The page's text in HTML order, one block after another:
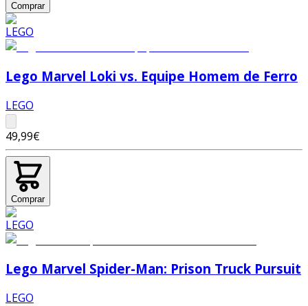
Comprar
Lego Marvel Loki vs. Equipe Homem de Ferro
LEGO
49,99€
Comprar
Lego Marvel Spider-Man: Prison Truck Pursuit
LEGO